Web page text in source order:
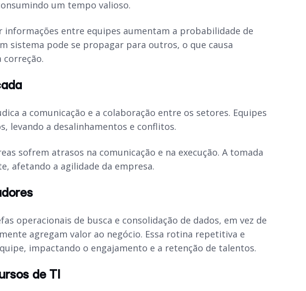
um tempo valioso.
entre equipes aumentam a probabilidade de
sistema pode se propagar para outros, o que causa
correção.
a comunicação e a colaboração entre os setores. Equipes
levando a desalinhamentos e conflitos.
sofrem atrasos na comunicação e na execução. A tomada
afetando a agilidade da empresa.
operacionais de busca e consolidação de dados, em vez de
agregam valor ao negócio. Essa rotina repetitiva e
impactando o engajamento e a retenção de talentos.
de TI